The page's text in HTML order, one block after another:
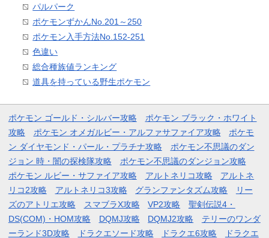
パルパーク
ポケモンずかんNo.201～250
ポケモン入手方法No.152-251
色違い
総合種族値ランキング
道具を持っている野生ポケモン
ポケモン ゴールド・シルバー攻略
ポケモン ブラック・ホワイト
攻略
ポケモン オメガルビー・アルファサファイア攻略
ポケモ
ン ダイヤモンド・パール・プラチナ攻略
ポケモン不思議のダン
ジョン 時・闇の探検隊攻略
ポケモン不思議のダンジョン攻略
ポケモン ルビー・サファイア攻略
アルトネリコ攻略
アルトネ
リコ2攻略
アルトネリコ3攻略 グランファンタズム攻略
リー
ズのアトリエ攻略
スマブラX攻略 VP2攻略
聖剣伝説4・
DS(COM)・HOM攻略
DQMJ攻略 DQMJ2攻略
テリーのワンダ
ーランド3D攻略
ドラクエソード攻略 ドラクエ6攻略 ドラクエ